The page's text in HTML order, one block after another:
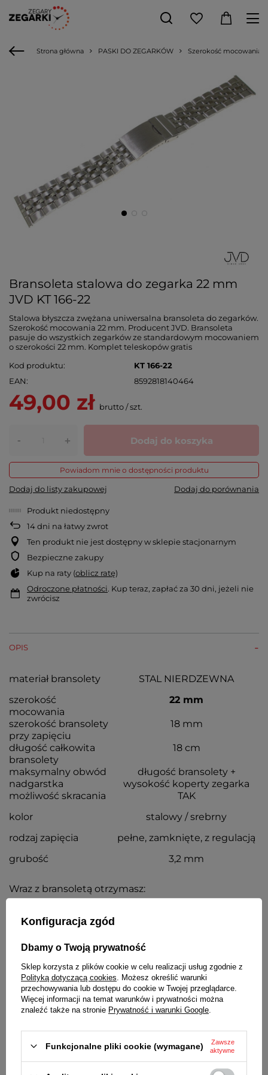
Strona główna PASKI DO ZEGARKÓW Szerokość mocowania
Bransoleta stalowa do zegarka 22 mm
JVD KT 166-22
Stalowa błyszcza zwężana uniwersalna bransoleta do zegarków.
Szerokość mocowania 22 mm. Producent JVD. Bransoleta
pasuje do wszystkich zegarków ze standardowym mocowaniem
o szerokości 22 mm. Komplet teleskopów gratis
Kod produktu
KT 166-22
EAN
8592818140464
49,00 zł brutto/szt.
- + Dodaj do koszyka
Powiadom mnie o dostępności produktu
Dodaj do listy zakupowej Dodaj do porównania
Produkt niedostępny
14dni na łatwy zwrot
Ten produkt nie jest dostępny w sklepie stacjonarnym
Bezpieczne zakupy
Kup na raty (oblicz ratę)
Odroczone płatności. Kup teraz, zapłać za 30 dni, jeżeli nie
zwrócisz
OPIS
materiał bransolety
STAL NIERDZEWNA
szerokość
mocowania
22 mm
szerokość bransolety
przy zapięciu
18 mm
długość całkowita
bransolety
18 cm
maksymalny obwód
nadgarstka
długość bransolety +
wysokość koperty zegarka
możliwość skracania
TAK
kolor
stalowy / srebrny
rodzaj zapięcia
pełne, zamknięte, z regulacją
grubość
3,2 mm
Wraz z bransoletą otrzymasz:
komplet teleskopów
SZCZEGÓŁOWE DANE
OPINIE (0)
Potrzebujesz pomocy? Masz pytania?
Zadaj pytanie a my odpowiemy
niezwłocznie, najciekawsze pytania i
odpowiedzi publikując dla innych.
Zadaj pytanie
Konfiguracja zgód
Dbamy o Twoją prywatność
Sklep korzysta z plików cookie w celu realizacji usług zgodnie z
Polityką dotyczącą cookies . Możesz określić warunki
przechowywania lub dostępu do cookie w Twojej przeglądarce.
Więcej informacji na temat warunków i prywatności można
znaleźć także na stronie Prywatność i warunki Google
Funkcjonalne pliki cookie (wymagane)
Zawsze
aktywne